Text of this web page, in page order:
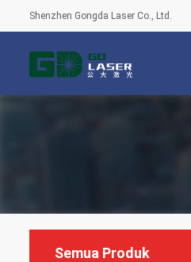
Shenzhen Gongda Laser Co., Ltd.
Semua Produk